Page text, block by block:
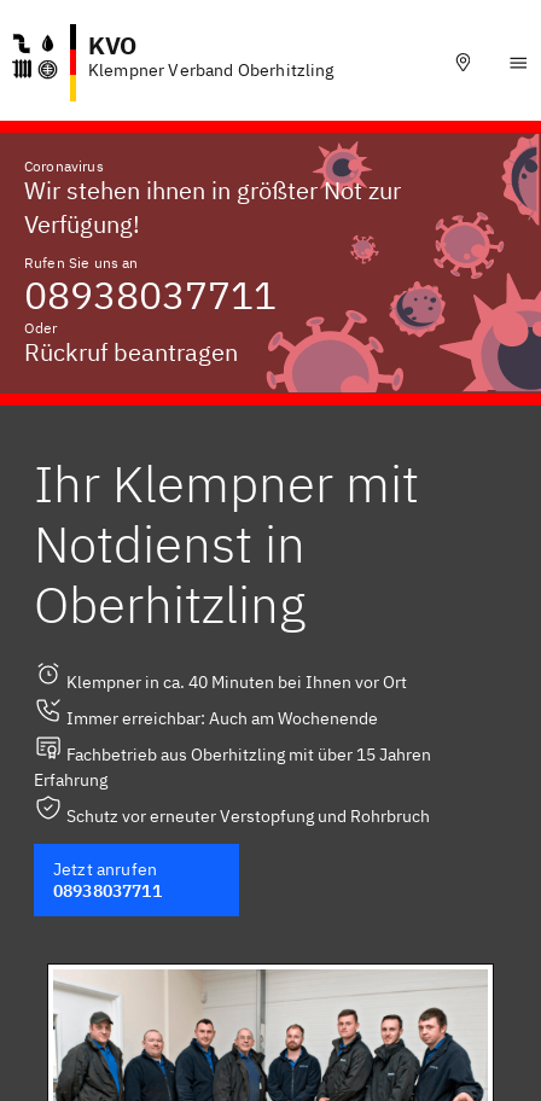
KVO
Klempner Verband Oberhitzling
Coronavirus
Wir stehen ihnen in größter Not zur
Verfügung!
Rufen Sie uns an
08938037711
Oder
Rückruf beantragen
Ihr Klempner mit
Notdienst in
Oberhitzling
Klempner in ca. 40 Minuten bei Ihnen vor Ort
Immer erreichbar: Auch am Wochenende
Fachbetrieb aus Oberhitzling mit über 15 Jahren
Erfahrung
Schutz vor erneuter Verstopfung und Rohrbruch
Jetzt anrufen
08938037711